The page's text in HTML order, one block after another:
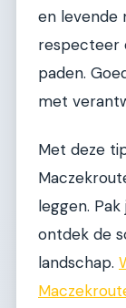
en levende
respecteer
paden.
met
Met deze
leggen.
ontdek de
landschap.